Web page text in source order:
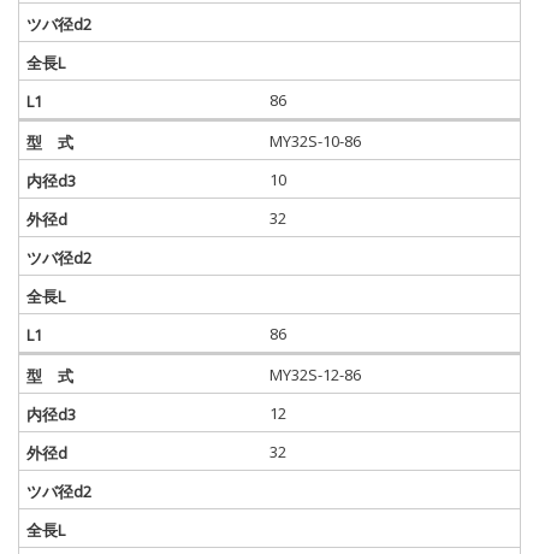
86
MY32S-10-86
10
32
86
MY32S-12-86
12
32